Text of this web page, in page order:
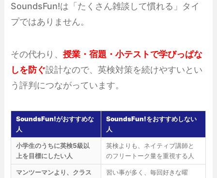
SoundsFun!は「たくさん雑談して慣れる」タイ
プではありません。
その代わり、授業・宿題・小テストで学びっぱな
しを防ぐ設計なので、英検対策を続けやすいとい
う評判につながっています。
SoundsFun!がおすすめな
人
SoundsFun!をおすすめしない
人
小学生のうちに英検5級以
上を目標にしたい人
英検よりも、ネイティブ講師と
のフリートーク量を重視する人
マンツーマンより、クラス
習い事が多く、毎回好きな曜